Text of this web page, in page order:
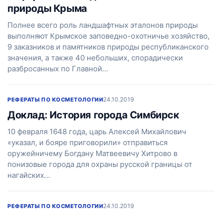
природы Крыма
Полнее всего роль ландшафтных эталонов природы
выполняют Крымское заповедно-охотничье хозяйство,
9 заказников и памятников природы республиканского
значения, а также 40 небольших, спорадически
разбросанных по Главной…
РЕФЕРАТЫ ПО КОСМЕТОЛОГИИ24.10.2019
Доклад: История города Симбирск
10 февраля 1648 года, царь Алексей Михайлович
«указал, и бояре приговорили» отправиться
оружейничему Богдану Матвеевичу Хитрово в
понизовые города для охраны русской границы от
нагайских…
РЕФЕРАТЫ ПО КОСМЕТОЛОГИИ24.10.2019